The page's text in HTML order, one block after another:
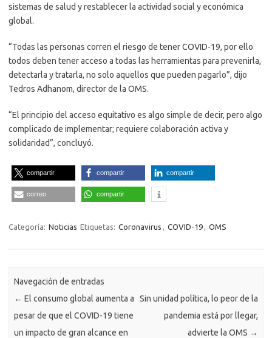
sistemas de salud y restablecer la actividad social y económica
global.
“Todas las personas corren el riesgo de tener COVID-19, por ello
todos deben tener acceso a todas las herramientas para prevenirla,
detectarla y tratarla, no solo aquellos que pueden pagarlo”, dijo
Tedros Adhanom, director de la OMS.
“El principio del acceso equitativo es algo simple de decir, pero algo
complicado de implementar; requiere colaboración activa y
solidaridad”, concluyó.
compartir compartir compartir
correo compartir
Categoría: Noticias Etiquetas: Coronavirus , COVID-19, OMS
Navegación de entradas
← El consumo global aumenta a
pesar de que el COVID-19 tiene
un impacto de gran alcance en
Sin unidad política, lo peor de la
pandemia está por llegar,
advierte la OMS →